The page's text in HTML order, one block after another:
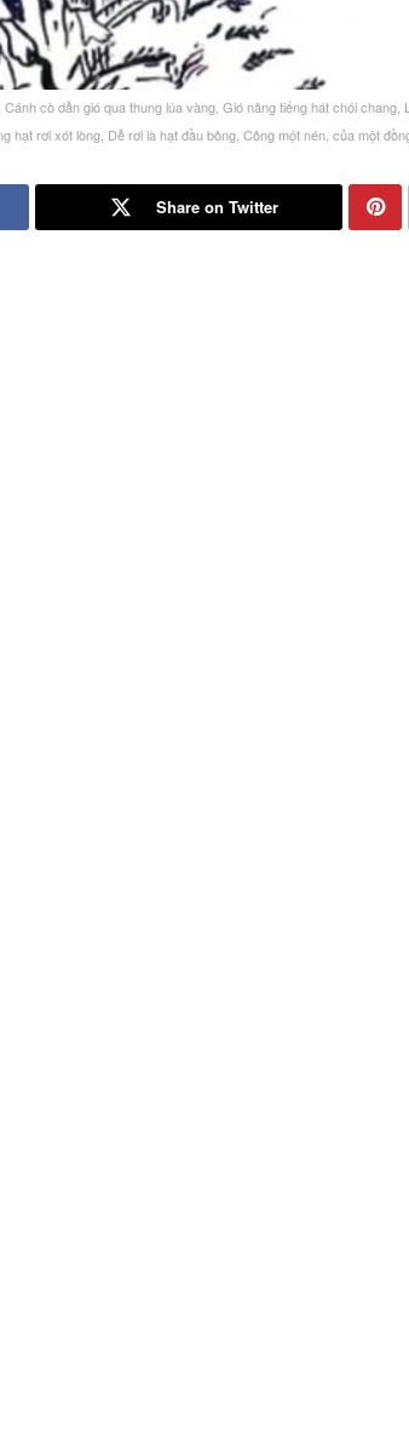
cò dẫn gió qua thung lúa vàng, Gió nâng tiếng hát chói chang,
rơi xót lòng, Dễ rơi là hạt đầu bông, Công một nén, của một đồng
Share on Twitter